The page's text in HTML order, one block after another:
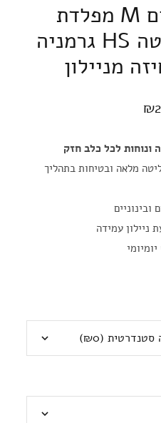
קולר דוקרנים M מפלדת
אל-חלד נירוסטה HS גרמניה
מניילון
₪
ונוחות לכל כלב חזק
מלאה ובטיחות בתהליך
ניילון עמידה